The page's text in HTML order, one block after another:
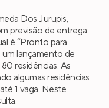
Dos Jurupis,
previsão de entrega
é “Pronto para
lançamento de
residências. As
algumas residências
1 vaga. Neste